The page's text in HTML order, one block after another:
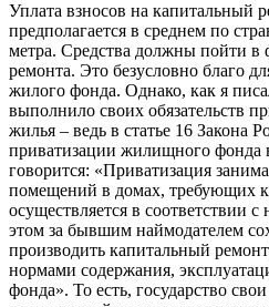
Уплата взносов на капитальный
предполагается в среднем по
метра. Средства должны пойти в
ремонта. Это безусловно благо
жилого фонда. Однако, как я
выполнило своих обязательств
жилья – ведь в статье 16 Закона
приватизации жилищного фонда
говорится: «Приватизация
помещений в домах, требующих
осуществляется в соответствии
этом за бывшим наймодателем
производить капитальный
нормами содержания,
фонда». То есть, государство